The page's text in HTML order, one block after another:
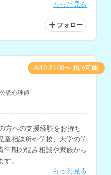
もっと見る
フォロー
認心理師
方への支援経験をお持ち
童相談所や学校、大学の学
年期の悩み相談や家族から
。
もっと見る
8/10 21:00〜 相談可能